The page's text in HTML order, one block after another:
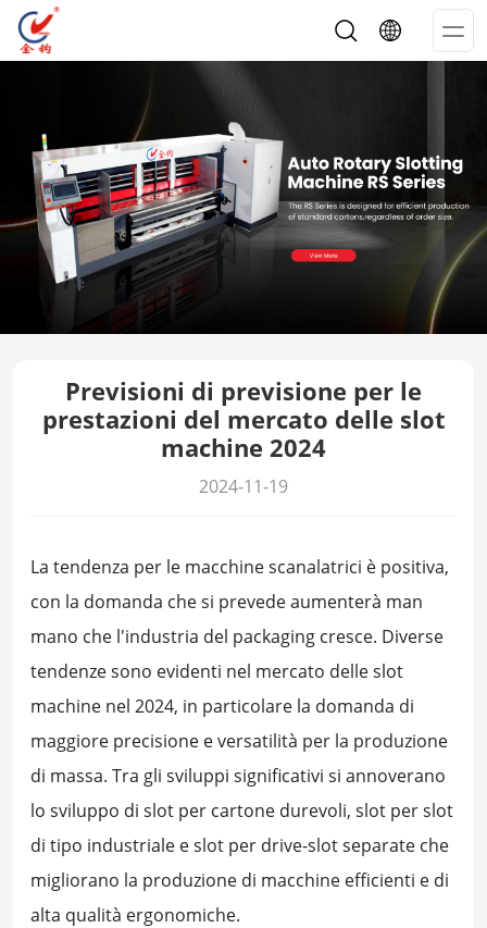
Previsioni di previsione per le
prestazioni del mercato delle slot
machine 2024
2024-11-19
La tendenza per le macchine scanalatrici è positiva,
con la domanda che si prevede aumenterà man
mano che l'industria del packaging cresce. Diverse
tendenze sono evidenti nel mercato delle slot
machine nel 2024, in particolare la domanda di
maggiore precisione e versatilità per la produzione
di massa. Tra gli sviluppi significativi si annoverano
lo sviluppo di slot per cartone durevoli, slot per slot
di tipo industriale e slot per drive-slot separate che
migliorano la produzione di macchine efficienti e di
alta qualità ergonomiche.